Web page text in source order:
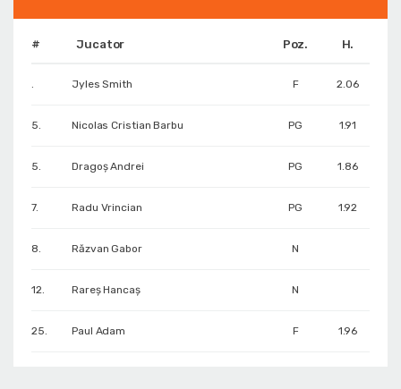
# Jucator Poz. H.
. Jyles Smith F 2.06
5. Nicolas Cristian Barbu PG 1.91
5. Dragoş Andrei PG 1.86
7. Radu Vrincian PG 1.92
8. Răzvan Gabor N
12. Rareș Hancaș N
25. Paul Adam F 1.96